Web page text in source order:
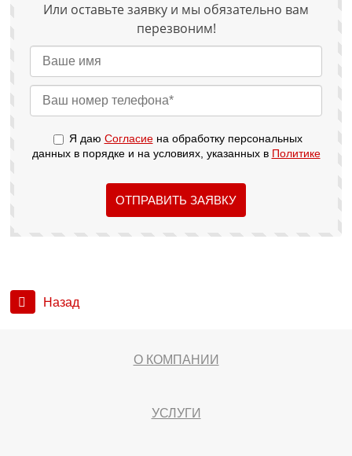
Или оставьте заявку и мы обязательно вам
перезвоним!
Я даю Согласиена обработку персональных
данных в порядке и на условиях, указанных в Политике
ОТПРАВИТЬ ЗАЯВКУ
Назад
О КОМПАНИИ
УСЛУГИ